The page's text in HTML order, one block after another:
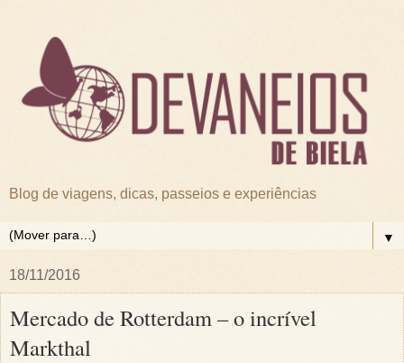
Blog de viagens, dicas, passeios e experiências
▼
18/11/2016
Mercado de Rotterdam – o incrível
Markthal